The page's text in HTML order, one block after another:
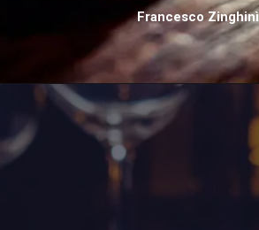
Francesco Zinghinì